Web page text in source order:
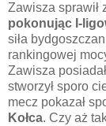
Zawisza sprawił
pokonując I-
siła
rankingowej
Zawisza
stworzył sporo
mecz pokazał
Kołca. Czy aż